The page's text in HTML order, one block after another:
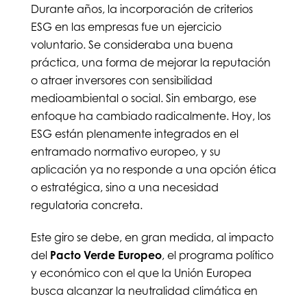
Durante años, la incorporación de criterios
ESG en las empresas fue un ejercicio
voluntario. Se consideraba una buena
práctica, una forma de mejorar la reputación
o atraer inversores con sensibilidad
medioambiental o social. Sin embargo, ese
enfoque ha cambiado radicalmente. Hoy, los
ESG están plenamente integrados en el
entramado normativo europeo, y su
aplicación ya no responde a una opción ética
o estratégica, sino a una necesidad
regulatoria concreta.
Este giro se debe, en gran medida, al impacto
del Pacto Verde Europeo, el programa político
y económico con el que la Unión Europea
busca alcanzar la neutralidad climática en